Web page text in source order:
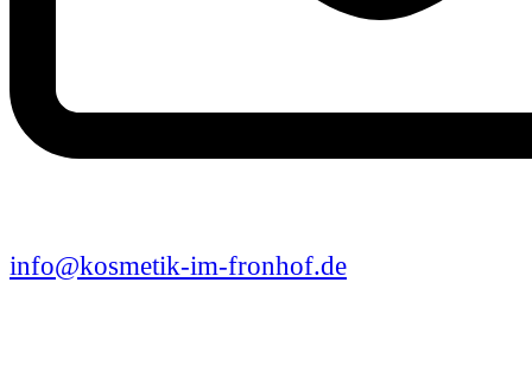
info@kosmetik-im-fronhof.de